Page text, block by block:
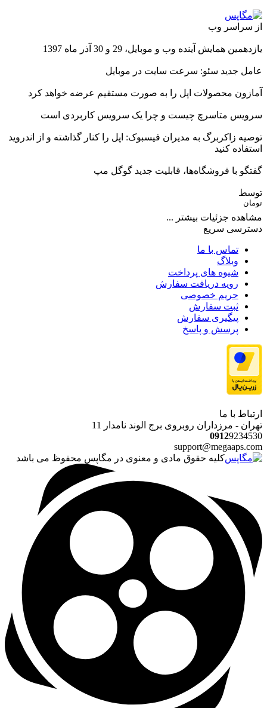
از سراسر وب
یازدهمین همایش آینده وب و موبایل، 29 و 30 آذر ماه 1397
عامل جدید سئو: سرعت سایت در موبایل
آمازون محصولات اپل را به صورت مستقیم عرضه خواهد کرد
سرویس متاسرچ چیست و چرا یک سرویس کاربردی است
توصیه زاکربرگ به مدیران فیسبوک: اپل را کنار گذاشته و از اندروید
استفاده کنید
گفتگو با فروشگاه‌ها، قابلیت جدید گوگل مپ
توسط
تومان
مشاهده جزئیات بیشتر ...
دسترسی سریع
تماس با ما
وبلاگ
شیوه های پرداخت
رویه دریافت سفارش
حریم خصوصی
ثبت سفارش
پیگیری سفارش
پرسش و پاسخ
ارتباط با ما
تهران - مرزداران روبروی برج الوند نامدار 11
09129234530
support@megaaps.com
کلیه حقوق مادی و معنوی در مگاپس محفوظ می باشد